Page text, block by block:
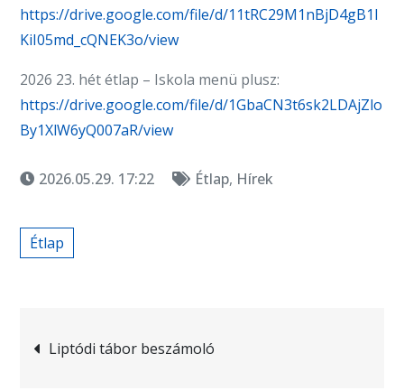
https://drive.google.com/file/d/11tRC29M1nBjD4gB1l
KiI05md_cQNEK3o/view
2026 23. hét étlap – Iskola menü plusz:
https://drive.google.com/file/d/1GbaCN3t6sk2LDAjZlo
By1XlW6yQ007aR/view
2026.05.29. 17:22 Étlap, Hírek
Étlap
Bejegyzés
Liptódi tábor beszámoló